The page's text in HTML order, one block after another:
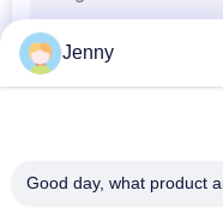
Jenny
Good day, what product